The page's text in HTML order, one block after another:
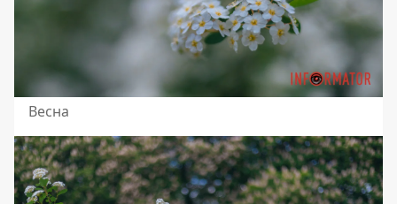
Весна